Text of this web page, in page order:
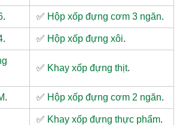
. ✅ Hộp xốp đựng cơm 3 ngăn.
. ✅ Hộp xốp đựng xôi.
✅ Khay xốp đựng thịt.
. ✅ Hộp xốp đựng cơm 2 ngăn.
✅ Khay xốp đựng thực phẩm.